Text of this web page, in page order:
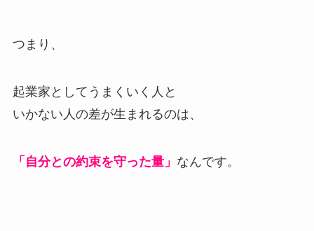
つまり、
起業家としてうまくいく人と
いかない人の差が生まれるのは、
「自分との約束を守った量」 なんです。